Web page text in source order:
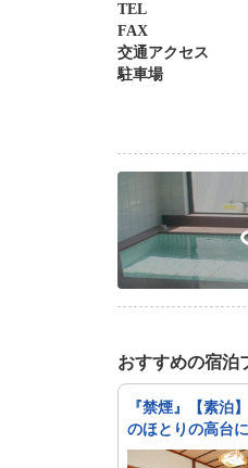
TEL
FAX
交通アクセス
駐車場
おすすめの宿泊
『禁煙』【素泊
のほとりの高台